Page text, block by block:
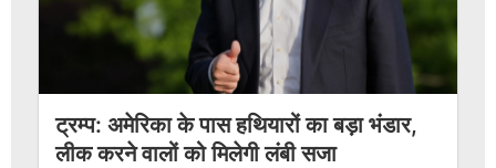
ट्रम्प: अमेरिका के पास हथियारों का बड़ा भंडार,
लीक करने वालों को मिलेगी लंबी सजा